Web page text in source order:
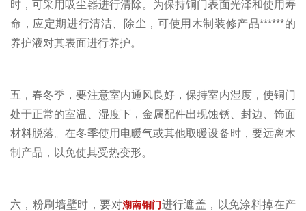
时，可采用吸尘器进行清除。为保持铜门表面光泽和使用寿
命，应定期进行清洁、除尘，可使用木制装修产品******的
养护液对其表面进行养护。
五，春冬季，要注意室内通风良好，保持室内湿度，使铜门
处于正常的室温、湿度下，金属配件出现蚀锈、封边、饰面
材料脱落。在冬季使用电暖气或其他取暖设备时，要远离木
制产品，以免使其受热变形。
六，粉刷墙壁时，要对湖南铜门进行遮盖，以免涂料掉在产